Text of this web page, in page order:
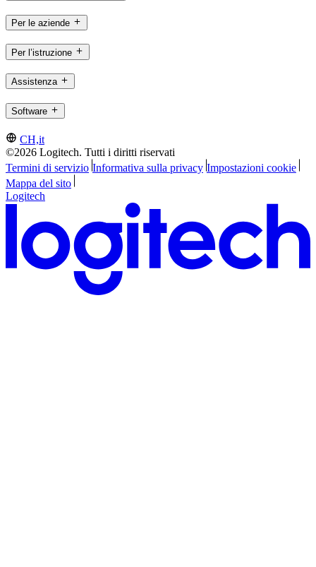
Per le aziende
Per l’istruzione
Assistenza
Software
CH,it
©2026 Logitech. Tutti i diritti riservati
Termini di servizio Informativa sulla privacy Impostazioni cookie
Mappa del sito
Logitech